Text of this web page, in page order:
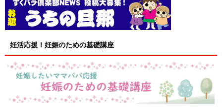
妊活応援！妊娠のための基礎講座